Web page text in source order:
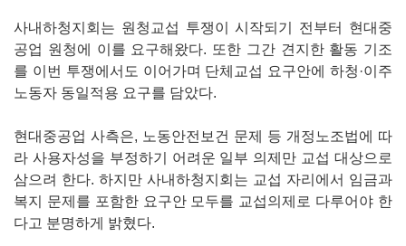
사내하청지회는 원청교섭 투쟁이 시작되기 전부터 현대중
공업 원청에 이를 요구해왔다. 또한 그간 견지한 활동 기조
를 이번 투쟁에서도 이어가며 단체교섭 요구안에 하청·이주
노동자 동일적용 요구를 담았다.
현대중공업 사측은, 노동안전보건 문제 등 개정노조법에 따
라 사용자성을 부정하기 어려운 일부 의제만 교섭 대상으로
삼으려 한다. 하지만 사내하청지회는 교섭 자리에서 임금과
복지 문제를 포함한 요구안 모두를 교섭의제로 다루어야 한
다고 분명하게 밝혔다.